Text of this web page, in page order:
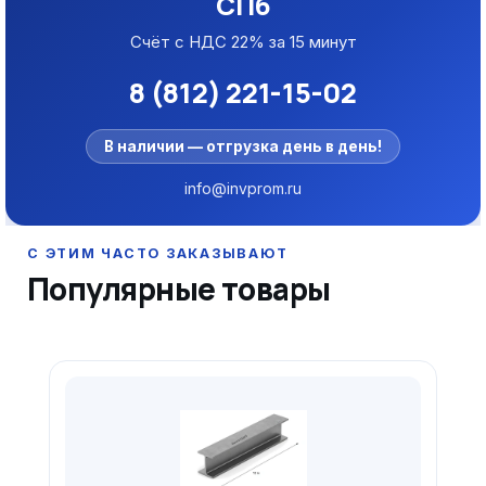
Счёт с НДС 22% за 15 минут
8 (812) 221-15-02
В наличии — отгрузка день в день!
info@invprom.ru
Популярные товары